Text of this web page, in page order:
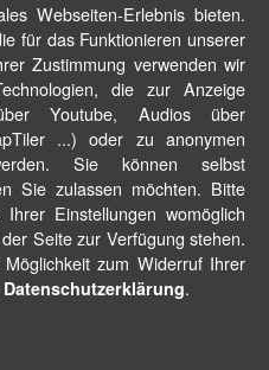
Webseiten-Erlebnis bieten.
für das Funktionieren unserer
Zustimmung verwenden wir
die zur Anzeige
Youtube, Audios über
...) oder zu anonymen
Sie können selbst
Sie zulassen möchten. Bitte
Einstellungen womöglich
Seite zur Verfügung stehen.
zum Widerruf Ihrer
Datenschutzerklärung.